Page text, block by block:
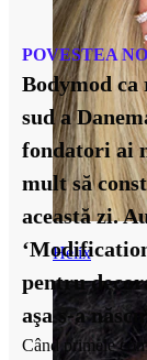
Helix
POVESTEA
Bodymod
sud a
fondatori ai
mult să
această zi.
pentru
aşa s-a
Când primele